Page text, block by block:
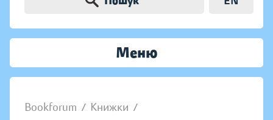
Меню
Bookforum / Книжки /